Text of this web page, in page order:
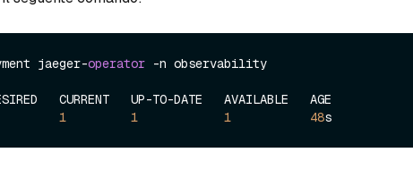
jaeger-operator -n observability
CURRENT   UP-TO-DATE   AVAILABLE   AGE
1 1 1 48